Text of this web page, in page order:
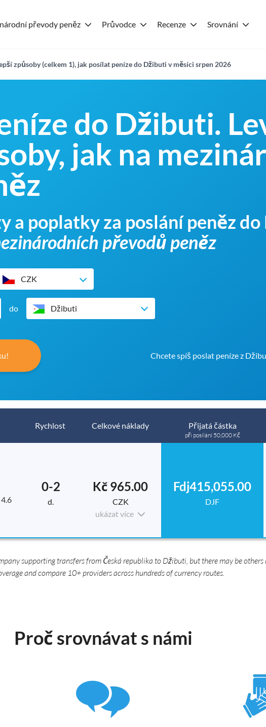
převody peněz Průvodce Recenze Srovnání
způsoby (celkem 1), jak posílat peníze do Džibuti v měsíci srpen 2026
do Džibuti.
jak na
a poplatky za poslání peněz
převodů peněz
CZK
do Džibuti
Chcete spíš poslat peníze z
Rychlost Celkové náklady Přijatá částka
při posílání 50,000 Kč
4.6
0-2
d.
Kč 965.00
CZK
ukázat více
Fdj415,055.00
DJF
supporting transfers from Česká republika to Džibuti, but there may be
and compare 10+ providers across hundreds of currency routes.
Proč srovnávat s námi